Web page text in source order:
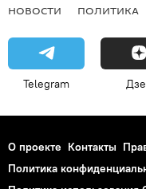
НОВОСТИ ПОЛИТИКА
Telegram
О проекте Контакты
Политика